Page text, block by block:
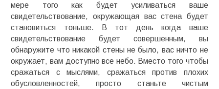
мере того как будет усиливаться ваше
свидетельствование, окружающая вас стена будет
становиться тоньше. В тот день когда ваше
свидетельствование будет совершенным, вы
обнаружите что никакой стены не было, вас ничто не
окружает, вам доступно все небо. Вместо того чтобы
сражаться с мыслями, сражаться против плохих
обусловленностей, просто станьте чистым